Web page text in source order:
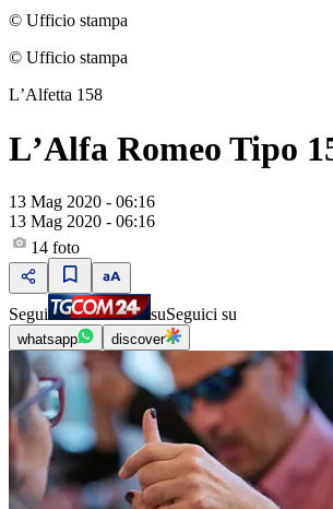
© Ufficio stampa
© Ufficio stampa
LʼAlfetta 158
LʼAlfa Romeo Tipo
13 Mag 2020 - 06:16
13 Mag 2020 - 06:16
14 foto
Segui suSeguici su
whatsapp discover